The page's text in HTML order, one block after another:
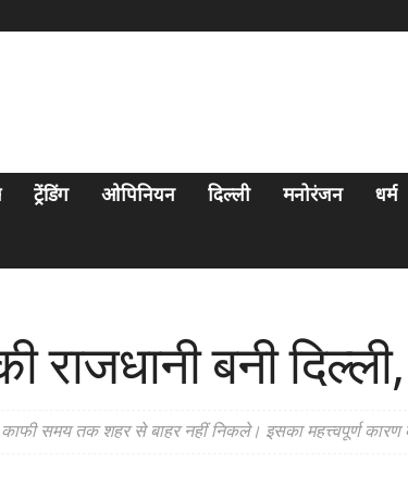
ट्रेंडिंग ओपिनियन दिल्ली मनोरंजन धर्म
बनी
समय तक शहर से बाहर नहीं निकले। इसका महत्त्वपूर्ण